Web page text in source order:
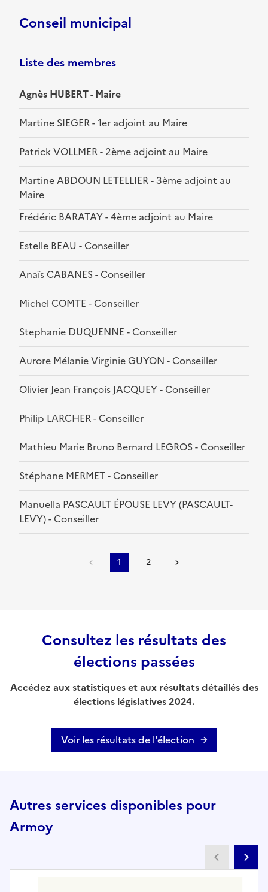
Conseil municipal
Liste des membres
Agnès HUBERT - Maire
Martine SIEGER - 1er adjoint au Maire
Patrick VOLLMER - 2ème adjoint au Maire
Martine ABDOUN LETELLIER - 3ème adjoint au
Maire
Frédéric BARATAY - 4ème adjoint au Maire
Estelle BEAU - Conseiller
Anaïs CABANES - Conseiller
Michel COMTE - Conseiller
Stephanie DUQUENNE - Conseiller
Aurore Mélanie Virginie GUYON - Conseiller
Olivier Jean François JACQUEY - Conseiller
Philip LARCHER - Conseiller
Mathieu Marie Bruno Bernard LEGROS - Conseiller
Stéphane MERMET - Conseiller
Manuella PASCAULT ÉPOUSE LEVY (PASCAULT-
LEVY) - Conseiller
1 2
Consultez les résultats des
élections passées
Accédez aux statistiques et aux résultats détaillés des
élections législatives 2024.
Voir les résultats de l'élection
Autres services disponibles pour
Armoy